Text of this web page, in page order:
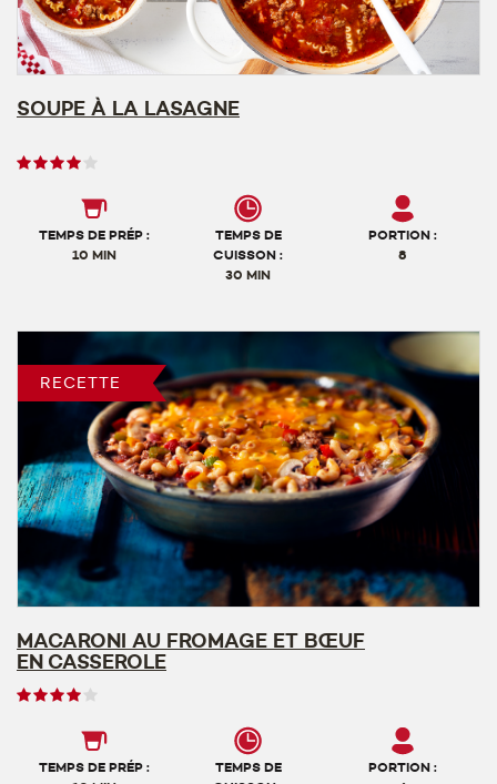
SOUPE À LA LASAGNE
Note
utilisateurs,
TEMPS DE PRÉP :
10 MIN
TEMPS DE
CUISSON :
30 MIN
PORTION :
8
RECETTE
MACARONI AU FROMAGE ET BŒUF
EN CASSEROLE
Note
utilisateurs,
TEMPS DE PRÉP :
TEMPS DE
PORTION :